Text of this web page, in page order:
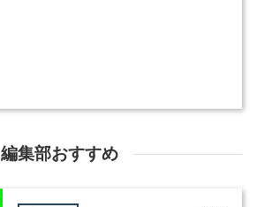
編集部おすすめ